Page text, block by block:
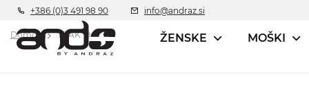
+386 (0)3 491 98 90 info@andraz.si
ŽENSKE MOŠKI
Domov TRAK 19